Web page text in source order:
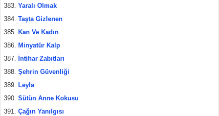
Yaralı Olmak
Taşta Gizlenen
Kan Ve Kadın
Minyatür Kalp
İntihar Zabıtları
Şehrin Güvenliği
Leyla
Sütün Anne Kokusu
Çağın Yanılgısı